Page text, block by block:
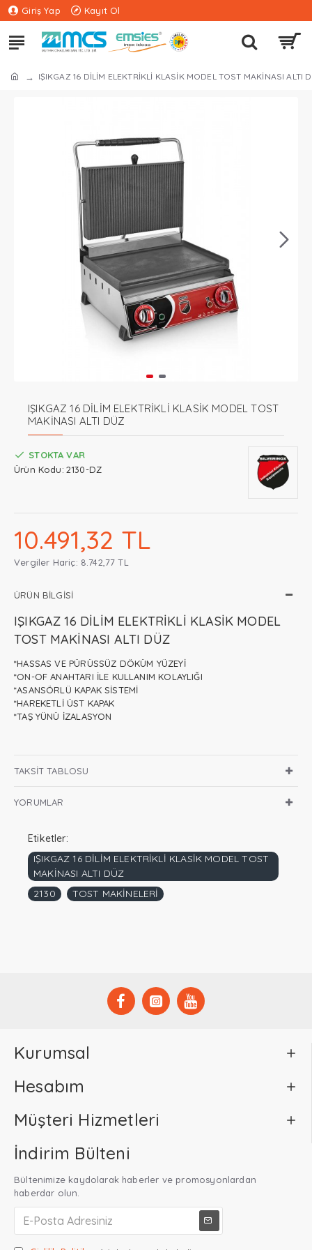
Giriş Yap Kayıt Ol
IŞIKGAZ 16 DİLİM ELEKTRİKLİ KLASİK MODEL TOST MAKİNASI ALTI
IŞIKGAZ 16 DİLİM ELEKTRİKLİ KLASİK MODEL TOST
MAKİNASI ALTI DÜZ
10.491,32 TL
Vergiler Hariç: 8.742,77 TL
STOKTA VAR
Ürün Kodu: 2130-DZ
ÜRÜN BILGISI
IŞIKGAZ 16 DİLİM ELEKTRİKLİ KLASİK MODEL
TOST MAKİNASI ALTI DÜZ
*HASSAS VE PÜRÜSSÜZ DÖKÜM YÜZEYİ
*ON-OF ANAHTARI İLE KULLANIM KOLAYLIĞI
*ASANSÖRLÜ KAPAK SİSTEMİ
*HAREKETLİ ÜST KAPAK
*TAŞ YÜNÜ İZALASYON
TAKSIT TABLOSU
YORUMLAR
Etiketler:
IŞIKGAZ 16 DİLİM ELEKTRİKLİ KLASİK MODEL TOST
MAKİNASI ALTI DÜZ
2130
TOST MAKİNELERİ
Kurumsal
Hesabım
Müşteri Hizmetleri
İndirim Bülteni
Bültenimize kaydolarak haberler ve promosyonlardan
haberdar olun.